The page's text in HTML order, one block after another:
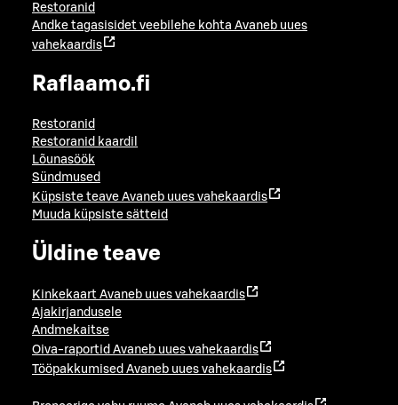
Restoranid
Andke tagasisidet veebilehe kohta Avaneb uues
vahekaardis
Raflaamo.fi
Restoranid
Restoranid kaardil
Lõunasöök
Sündmused
Küpsiste teave Avaneb uues vahekaardis
Muuda küpsiste sätteid
Üldine teave
Kinkekaart Avaneb uues vahekaardis
Ajakirjandusele
Andmekaitse
Oiva-raportid Avaneb uues vahekaardis
Tööpakkumised Avaneb uues vahekaardis